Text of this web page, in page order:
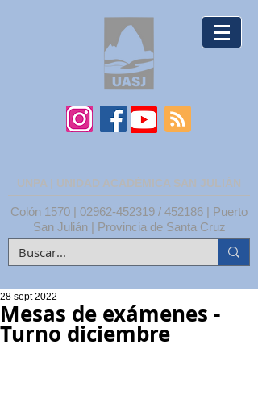
UNPA | UNIDAD ACADÉMICA SAN JULIÁN
Colón 1570 | 02962-452319 / 452186 | Puerto
San Julián | Provincia de Santa Cruz
Mesas de exámenes -
Turno diciembre
28 sept 2022